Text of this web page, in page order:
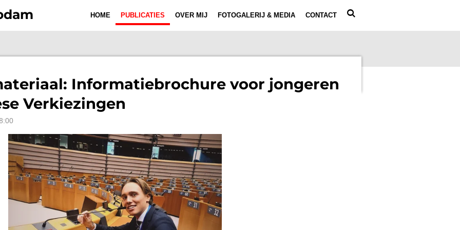
HOME PUBLICATIES OVER MIJ FOTOGALERIJ & MEDIA CONTACT
Informatiebrochure voor jongeren
Verkiezingen